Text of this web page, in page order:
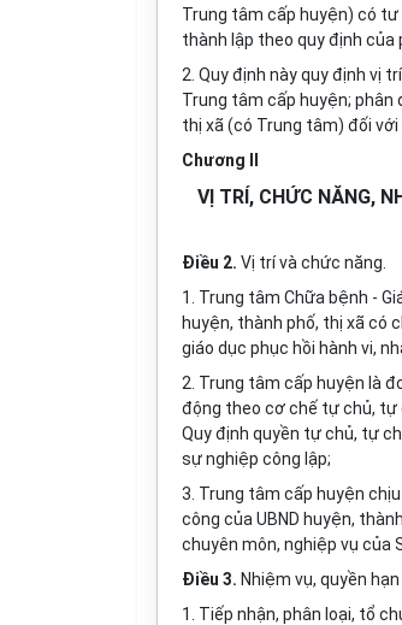
Trung tâm cấp huyện) có tư
thành lập theo quy định của
2. Quy định này quy định vị
Trung tâm cấp huyện; phân
thị xã (có Trung tâm) đối
Chương II
VỊ TRÍ, CHỨC NĂNG,
Điều 2. Vị trí và chức năng.
1. Trung tâm Chữa bệnh -
huyện, thành phố, thị xã có
giáo dục phục hồi hành vi,
2. Trung tâm cấp huyện là
động theo cơ chế tự chủ, tự
Quy định quyền tự chủ, tự
sự nghiệp công lập;
3. Trung tâm cấp huyện
công của UBND huyện,
chuyên môn, nghiệp vụ của
Điều 3. Nhiệm vụ, quyền
1. Tiếp nhận, phân loại, tổ